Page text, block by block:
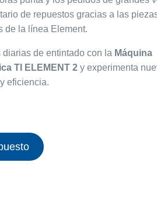
de repuestos gracias a las
de la línea Element.
de entintado con la Máquina
TI ELEMENT 2y experimenta
eficiencia.